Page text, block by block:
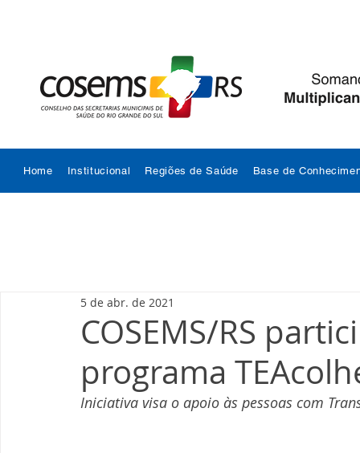
Home Institucional Regiões de Saúde Base de
COSEMS/RS
programa
5 de abr. de 2021
Iniciativa visa o apoio às pessoas com